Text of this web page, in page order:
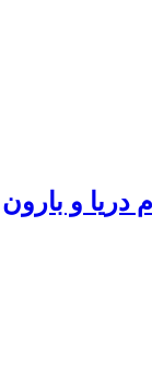
دریا و بارون